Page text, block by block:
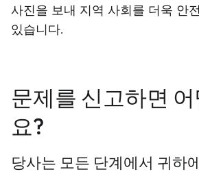
사진을 보내 지역 사회를 더욱 안
있습니다.
문제를 신고하면
요?
당사는 모든 단계에서 귀하